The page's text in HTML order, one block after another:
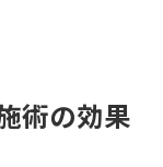
術の効果